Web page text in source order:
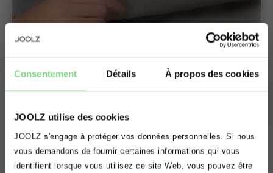
Consentement Détails À propos des cookies
JOOLZ utilise des cookies
JOOLZ s'engage à protéger vos données personnelles. Si nous
vous demandons de fournir certaines informations qui vous
identifient lorsque vous utilisez ce site Web, vous pouvez être
Une combinaison parfaite
Oups! Il semblerait que vous vous
situez sur le mauvais domaine.